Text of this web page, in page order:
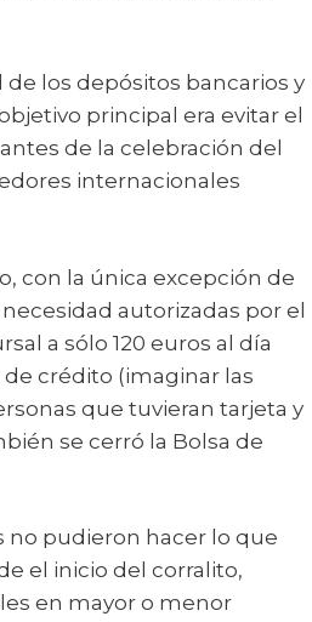
los depósitos bancarios y
principal era evitar el
de la celebración del
internacionales
con la única excepción de
autorizadas por el
a sólo 120 euros al día
crédito (imaginar las
que tuvieran tarjeta y
se cerró la Bolsa de
no pudieron hacer lo que
el inicio del corralito,
en mayor o menor